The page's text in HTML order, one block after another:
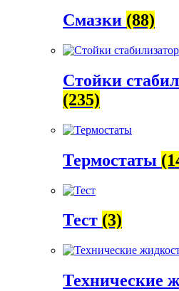
Смазки (88)
Стойки
(235)
Термостаты
Тест (3)
Технические